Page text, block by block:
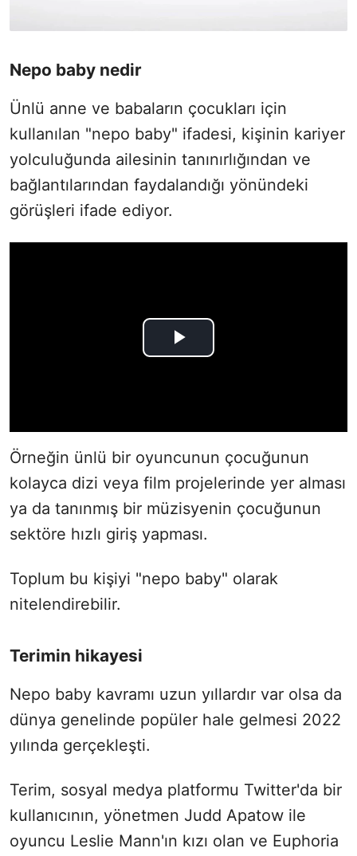
Nepo baby nedir
Ünlü anne ve babaların çocukları için
kullanılan "nepo baby" ifadesi, kişinin kariyer
yolculuğunda ailesinin tanınırlığından ve
bağlantılarından faydalandığı yönündeki
görüşleri ifade ediyor.
Örneğin ünlü bir oyuncunun çocuğunun
kolayca dizi veya film projelerinde yer alması
ya da tanınmış bir müzisyenin çocuğunun
sektöre hızlı giriş yapması.
Toplum bu kişiyi "nepo baby" olarak
nitelendirebilir.
Terimin hikayesi
Nepo baby kavramı uzun yıllardır var olsa da
dünya genelinde popüler hale gelmesi 2022
yılında gerçekleşti.
Terim, sosyal medya platformu Twitter'da bir
kullanıcının, yönetmen Judd Apatow ile
oyuncu Leslie Mann'ın kızı olan ve Euphoria